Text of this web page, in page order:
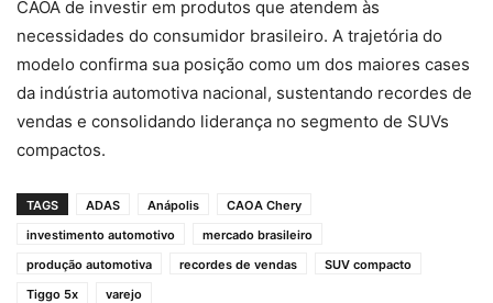
CAOA de investir em produtos que atendem às
necessidades do consumidor brasileiro. A trajetória do
modelo confirma sua posição como um dos maiores cases
da indústria automotiva nacional, sustentando recordes de
vendas e consolidando liderança no segmento de SUVs
compactos.
TAGS ADAS Anápolis
CAOA Chery
investimento automotivo
mercado brasileiro
produção automotiva
recordes de vendas
SUV compacto
Tiggo 5x
varejo